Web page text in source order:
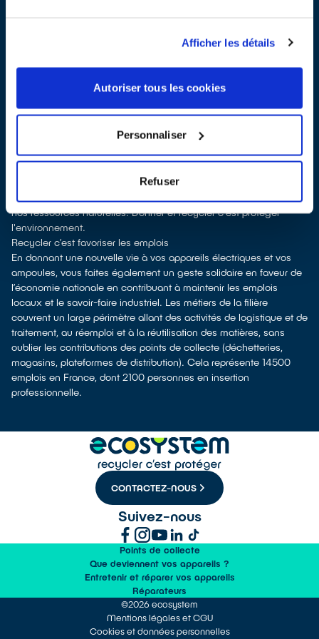
Afficher les détails
Autoriser tous les cookies
Personnaliser
Refuser
collectés afin que nous procédions à leur dépollution et leur
ressources naturelles
La fabrication d’appareils électriques neufs est génératrice de
votre électroménager permet d’éviter la fabrication de nouveaux
produits en alimentant le marché de l'occasion. Le recyclage
permet d'éviter l'extraction de matières premières brutes, leur
transformation et leur transport, en utilisant à la place des
matières recyclées, ce qui génère moins de pollution et préserve
nos ressources naturelles. Donner et recycler c'est protéger
l'environnement.
Recycler c’est favoriser les emplois
En donnant une nouvelle vie à vos appareils électriques et vos
ampoules, vous faites également un geste solidaire en faveur de
l’économie nationale en contribuant à maintenir les emplois
locaux et le savoir-faire industriel. Les métiers de la filière
couvrent un large périmètre allant des activités de logistique et de
traitement, au réemploi et à la réutilisation des matières, sans
oublier les contributions des points de collecte (déchetteries,
magasins, plateformes de distribution). Cela représente 14500
emplois en France, dont 2100 personnes en insertion
professionnelle.
CONTACTEZ-NOUS
Suivez-nous
Points de collecte
Que deviennent vos appareils ?
Entretenir et réparer vos appareils
Réparateurs
©2026 ecosystem
Mentions légales et CGU
Cookies et données personnelles